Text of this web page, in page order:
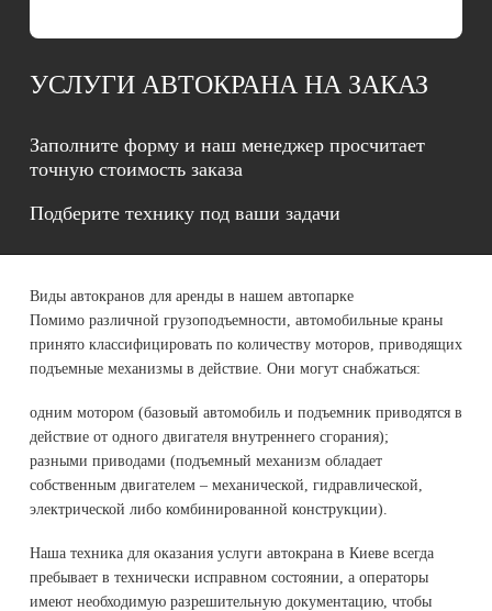
УСЛУГИ АВТОКРАНА НА ЗАКАЗ
Заполните форму и наш менеджер просчитает
точную стоимость заказа
Подберите технику под ваши задачи
Виды автокранов для аренды в нашем автопарке
Помимо различной грузоподъемности, автомобильные краны
принято классифицировать по количеству моторов, приводящих
подъемные механизмы в действие. Они могут снабжаться:
одним мотором (базовый автомобиль и подъемник приводятся в
действие от одного двигателя внутреннего сгорания);
разными приводами (подъемный механизм обладает
собственным двигателем – механической, гидравлической,
электрической либо комбинированной конструкции).
Наша техника для оказания услуги автокрана в Киеве всегда
пребывает в технически исправном состоянии, а операторы
имеют необходимую разрешительную документацию, чтобы